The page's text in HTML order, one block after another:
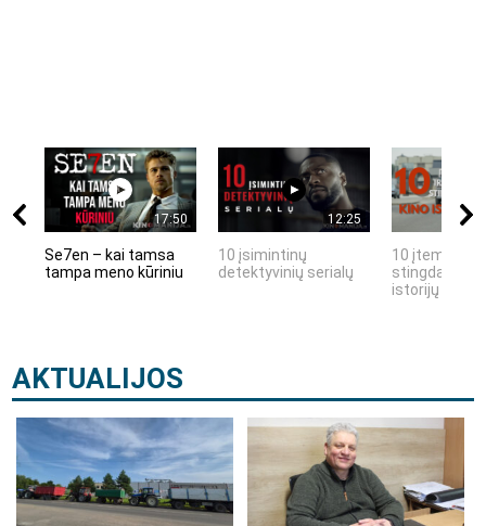
17:50
Se7en – kai tamsa
tampa meno kūriniu
12:25
10 įsimintinų
detektyvinių serialų
10 įtemptų,
stingdančių
istorijų
AKTUALIJOS